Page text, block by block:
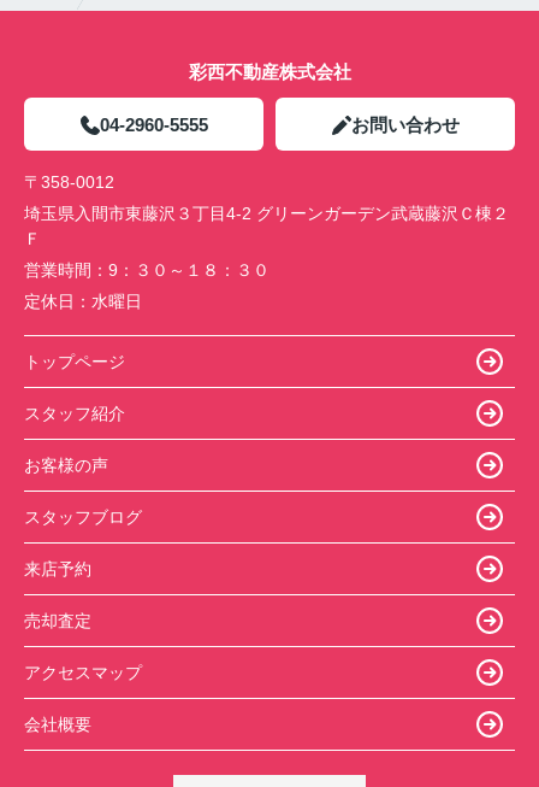
彩西不動産株式会社
04-2960-5555 お問い合わせ
〒358-0012
埼玉県入間市東藤沢３丁目4-2 グリーンガーデン武蔵藤沢Ｃ棟２
Ｆ
営業時間： 9：３０～１８：３０
定休日： 水曜日
トップページ
スタッフ紹介
お客様の声
スタッフブログ
来店予約
売却査定
アクセスマップ
会社概要